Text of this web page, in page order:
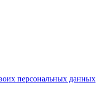
персональных данных